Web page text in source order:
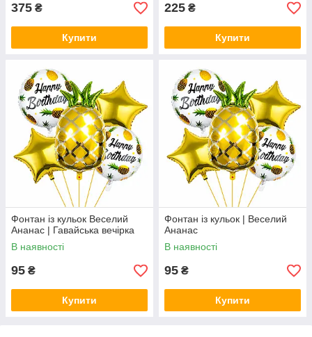
375 ₴
Купити
225 ₴
Купити
Фонтан із кульок Веселий
Ананас | Гавайська вечірка
В наявності
95 ₴
Купити
Фонтан із кульок | Веселий
Ананас
В наявності
95 ₴
Купити